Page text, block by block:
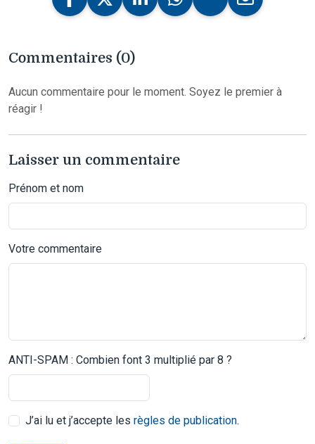
Commentaires (0)
Aucun commentaire pour le moment. Soyez le premier à
réagir !
Laisser un commentaire
Prénom et nom
Votre commentaire
ANTI-SPAM : Combien font 3 multiplié par 8 ?
J’ai lu et j’accepte les règles de publication.